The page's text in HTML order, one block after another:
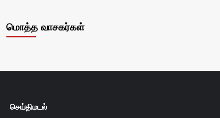
மொத்த வாசகர்கள்
செய்திமடல்